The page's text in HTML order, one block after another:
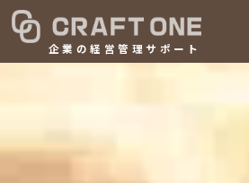
企業の経営管理サポート